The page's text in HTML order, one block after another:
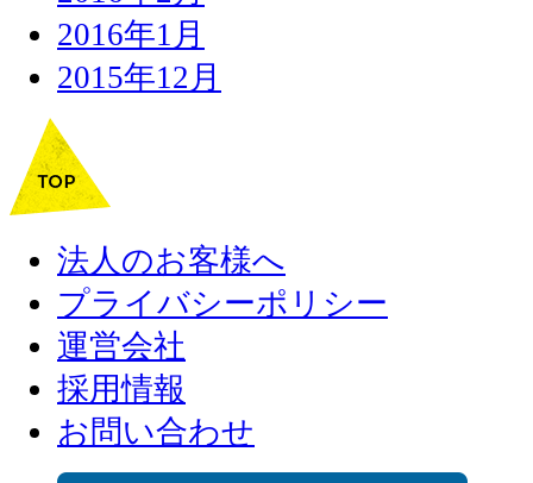
2016年1月
2015年12月
法人のお客様へ
プライバシーポリシー
運営会社
採用情報
お問い合わせ